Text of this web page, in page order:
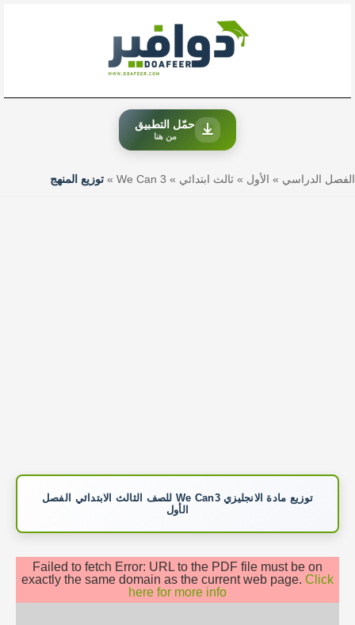
حمّل التطبيق
من هنا
الفصل الدراسي » الأول » ثالث ابتدائي »
We Can 3
» توزيع المنهج
توزيع مادة الانجليزي We Can3 للصف الثالث الابتدائي الفصل
الأول
Failed to fetch Error: URL to the PDF file must be on
exactly the same domain as the current web page. Click
here for more info